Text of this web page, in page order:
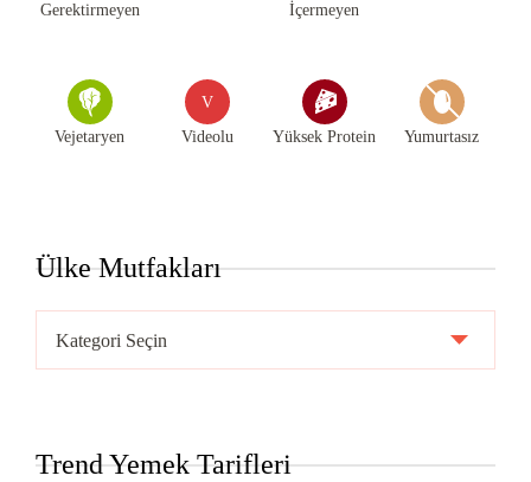
Gerektirmeyen
İçermeyen
Vejetaryen
V
Videolu Yüksek Protein Yumurtasız
Ülke Mutfakları
Mutfakları
Trend Yemek Tarifleri